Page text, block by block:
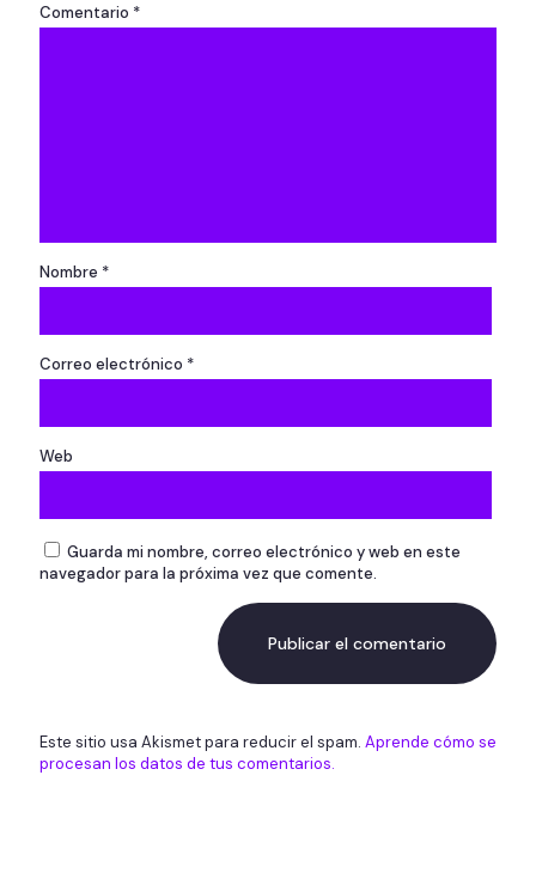
Comentario *
Nombre *
Correo electrónico *
Web
Guarda mi nombre, correo electrónico y web en este
navegador para la próxima vez que comente.
Este sitio usa Akismet para reducir el spam. Aprende cómo se
procesan los datos de tus comentarios.